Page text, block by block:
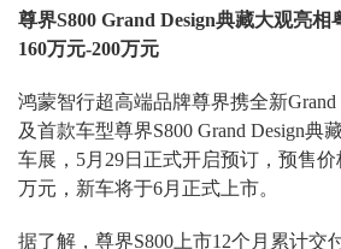
尊界S800 Grand Design典藏大观亮
160万元-200万元
鸿蒙智行超高端品牌尊界携全新Grand
及首款车型尊界S800 Grand Design典
车展，5月29日正式开启预订，预售价
万元，新车将于6月正式上市。
据了解，尊界S800上市12个月累计交